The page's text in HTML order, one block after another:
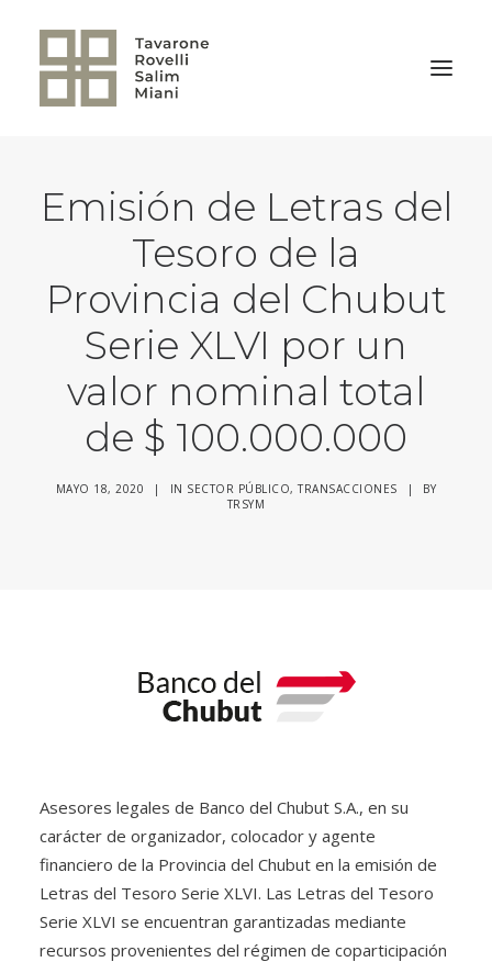
VOLVER A LA HOME
Emisión de Letras del
Tesoro de la
Provincia del Chubut
Serie XLVI por un
valor nominal total
de $ 100.000.000
MAYO 18, 2020 | IN SECTOR PÚBLICO,TRANSACCIONES |
BY
TRSYM
Asesores legales de Banco del Chubut S.A., en su
carácter de organizador, colocador y agente
financiero de la Provincia del Chubut en la emisión de
Letras del Tesoro Serie XLVI. Las Letras del Tesoro
Serie XLVI se encuentran garantizadas mediante
recursos provenientes del régimen de coparticipación